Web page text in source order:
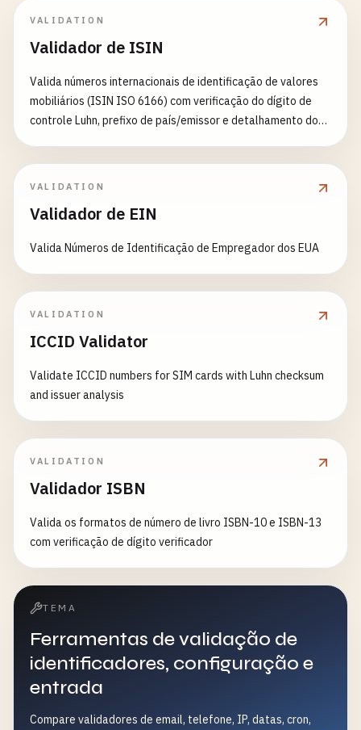
VALIDATION
Validador de ISIN
Valida números internacionais de identificação de valores
mobiliários (ISIN ISO 6166) com verificação do dígito de
controle Luhn, prefixo de país/emissor e detalhamento do
VALIDATION
Validador de EIN
Valida Números de Identificação de Empregador dos EUA
VALIDATION
ICCID Validator
Validate ICCID numbers for SIM cards with Luhn checksum
and issuer analysis
VALIDATION
Validador ISBN
Valida os formatos de número de livro ISBN-10 e ISBN-13
com verificação de dígito verificador
TEMA
Ferramentas de validação de
identificadores, configuração e
entrada
Compare validadores de email, telefone, IP, datas, cron,